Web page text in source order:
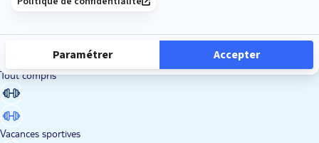
Tout compris
Vacances sportives